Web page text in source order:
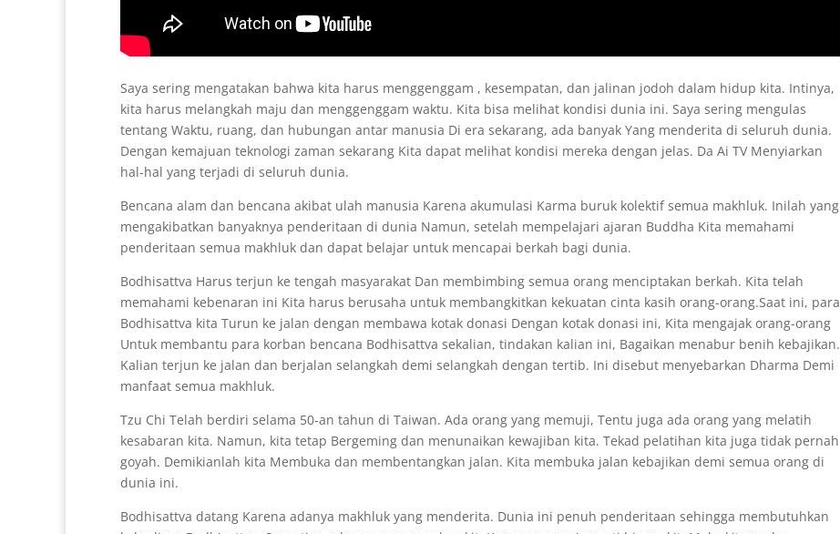
Saya sering mengatakan bahwa kita harus menggenggam , kesempatan, dan jalinan jodoh dalam hidup kita. Intinya,
kita harus melangkah maju dan menggenggam waktu. Kita bisa melihat kondisi dunia ini. Saya sering mengulas
tentang Waktu, ruang, dan hubungan antar manusia Di era sekarang, ada banyak Yang menderita di seluruh dunia.
Dengan kemajuan teknologi zaman sekarang Kita dapat melihat kondisi mereka dengan jelas. Da Ai TV Menyiarkan
hal-hal yang terjadi di seluruh dunia.
Bencana alam dan bencana akibat ulah manusia Karena akumulasi Karma buruk kolektif semua makhluk. Inilah yang
mengakibatkan banyaknya penderitaan di dunia Namun, setelah mempelajari ajaran Buddha Kita memahami
penderitaan semua makhluk dan dapat belajar untuk mencapai berkah bagi dunia.
Bodhisattva Harus terjun ke tengah masyarakat Dan membimbing semua orang menciptakan berkah. Kita telah
memahami kebenaran ini Kita harus berusaha untuk membangkitkan kekuatan cinta kasih orang-orang.Saat ini, para
Bodhisattva kita Turun ke jalan dengan membawa kotak donasi Dengan kotak donasi ini, Kita mengajak orang-orang
Untuk membantu para korban bencana Bodhisattva sekalian, tindakan kalian ini, Bagaikan menabur benih kebajikan.
Kalian terjun ke jalan dan berjalan selangkah demi selangkah dengan tertib. Ini disebut menyebarkan Dharma Demi
manfaat semua makhluk.
Tzu Chi Telah berdiri selama 50-an tahun di Taiwan. Ada orang yang memuji, Tentu juga ada orang yang melatih
kesabaran kita. Namun, kita tetap Bergeming dan menunaikan kewajiban kita. Tekad pelatihan kita juga tidak pernah
goyah. Demikianlah kita Membuka dan membentangkan jalan. Kita membuka jalan kebajikan demi semua orang di
dunia ini.
Bodhisattva datang Karena adanya makhluk yang menderita. Dunia ini penuh penderitaan sehingga membutuhkan